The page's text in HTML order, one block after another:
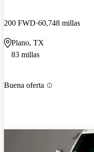
200 FWD 60,748 millas
Plano, TX
83 millas
Buena oferta